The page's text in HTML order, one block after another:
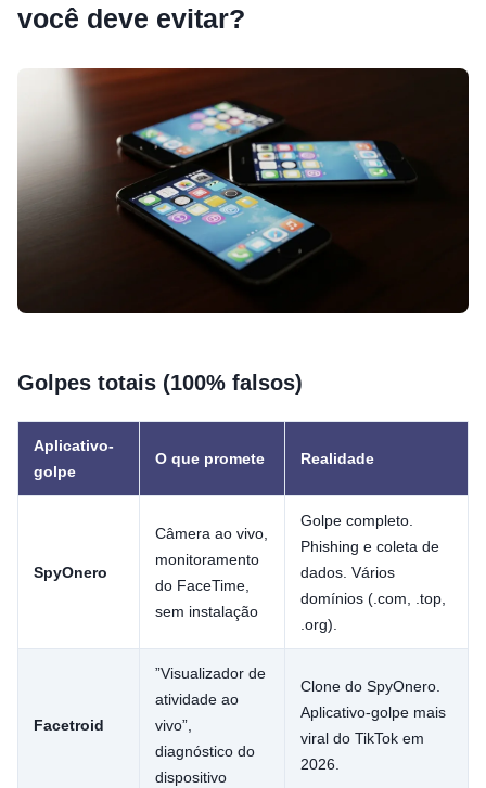
você deve evitar?
Golpes totais (100% falsos)
Aplicativo-
golpe
O que promete Realidade
SpyOnero
Câmera ao vivo,
monitoramento
do FaceTime,
sem instalação
Golpe completo.
Phishing e coleta de
dados. Vários
domínios (.com, .top,
.org).
Facetroid
”Visualizador de
atividade ao
vivo”,
diagnóstico do
dispositivo
Clone do SpyOnero.
Aplicativo-golpe mais
viral do TikTok em
2026.